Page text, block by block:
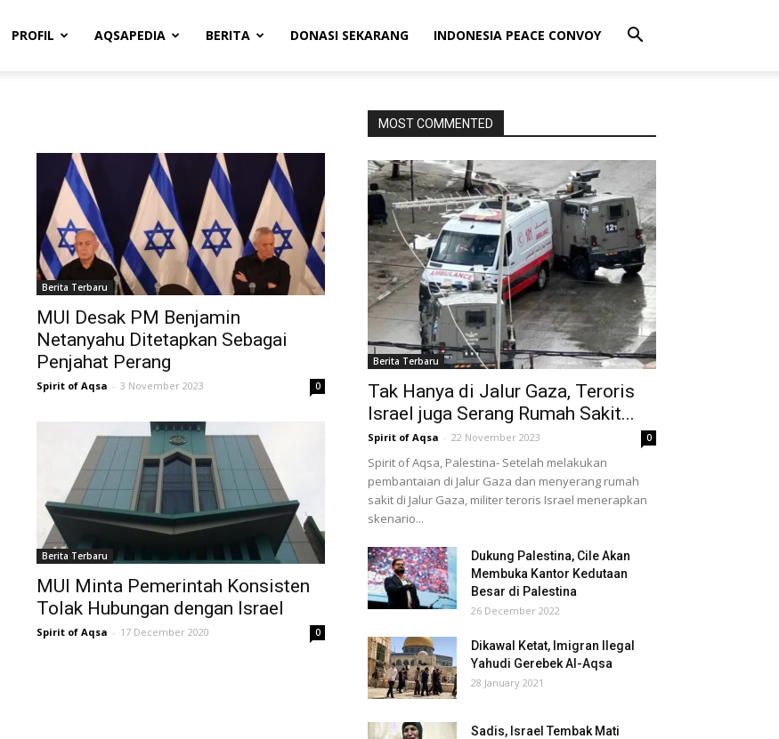
PROFIL AQSAPEDIA BERITA DONASI SEKARANG INDONESIA PEACE CONVOY
Berita Terbaru
MUI Desak PM Benjamin
Netanyahu Ditetapkan Sebagai
Penjahat Perang
Spirit of Aqsa - 3 November 2023 0
Berita Terbaru
MUI Minta Pemerintah Konsisten
Tolak Hubungan dengan Israel
Spirit of Aqsa - 17 December 2020 0
MOST COMMENTED
Berita Terbaru
Tak Hanya di Jalur Gaza, Teroris
Israel juga Serang Rumah Sakit...
Spirit of Aqsa - 22 November 2023 0
Spirit of Aqsa, Palestina- Setelah melakukan
pembantaian di Jalur Gaza dan menyerang rumah
sakit di Jalur Gaza, militer teroris Israel menerapkan
skenario...
Dukung Palestina, Cile Akan
Membuka Kantor Kedutaan
Besar di Palestina
26 December 2022
Dikawal Ketat, Imigran Ilegal
Yahudi Gerebek Al-Aqsa
28 January 2021
Sadis, Israel Tembak Mati